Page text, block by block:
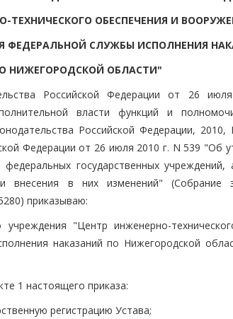
ТЕХНИЧЕСКОГО ОБЕСПЕЧЕНИЯ И
ФЕДЕРАЛЬНОЙ СЛУЖБЫ ИСПОЛНЕНИЯ
НИЖЕГОРОДСКОЙ ОБЛАСТИ"
Российской Федерации от 26
власти функций и
Российской Федерации,
Федерации от 26 июля 2010 г. N 539 "Об
государственных
внесения в них изменений" (Собрание
приказываю:
"Центр инженерно-
наказаний по Нижегородской
1 настоящего приказа:
регистрацию Устава;